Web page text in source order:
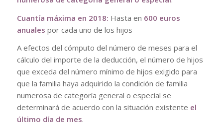
Cuantía máxima en 2018: Hasta en 600 euros
anuales por cada uno de los hijos
A efectos del cómputo del número de meses para el
cálculo del importe de la deducción, el número de hijos
que exceda del número mínimo de hijos exigido para
que la familia haya adquirido la condición de familia
numerosa de categoría general o especial se
determinará de acuerdo con la situación existente el
último día de mes.